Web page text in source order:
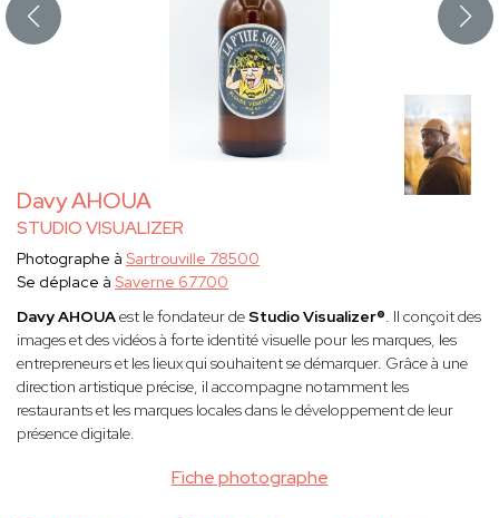
Davy AHOUA
STUDIO VISUALIZER
Fiche photographe
Photographe à Sartrouville 78500
Se déplace à Saverne 67700
Davy AHOUAest le fondateur deStudio Visualizer®. Il conçoit des
images et des vidéos à forte identité visuelle pour les marques, les
entrepreneurs et les lieux qui souhaitent se démarquer. Grâce à une
direction artistique précise, il accompagne notamment les
restaurants et les marques locales dans le développement de leur
présence digitale.